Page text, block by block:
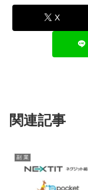
X
関連記事
副 業